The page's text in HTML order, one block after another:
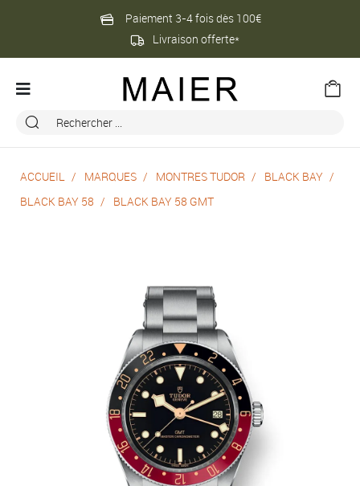
Paiement 3-4 fois dès 100€
Livraison offerte*
ACCUEIL MARQUES MONTRES TUDOR
BLACK BAY
BLACK BAY 58
BLACK BAY 58 GMT